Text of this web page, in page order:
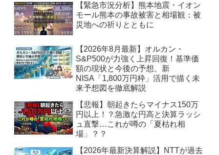
【緊急市況分析】熊本地震・イオン
モール熊本の事故被害と相場観：被
災地への祈りとともに
【2026年8月最新】オルカン・
S&P500が力強く上昇回復！基準価
額の現状と今後の予想、新
NISA「1,800万円枠」活用で描く未
来予想図を徹底解説
【悲報】朝起きたらマイナス150万
円以上！？急激な円高と決算ラッシ
ュ直撃…これが噂の「夏枯れ相
場」？？
【2026年最新決算解説】NTTが過去